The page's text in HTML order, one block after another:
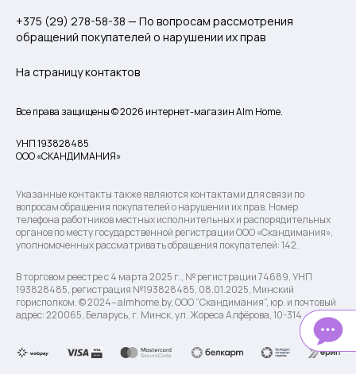
+375 (29) 278-58-38 — По вопросам рассмотрения
обращений покупателей о нарушении их прав
На страницу контактов
Все права защищены © 2026 интернет-магазин Alm Home.
УНП 193828485
ООО «СКАНДИМАНИЯ»
Указанные контакты также являются контактами для связи по
вопросам обращения покупателей о нарушении их прав. Номер
телефона работников местных исполнительных и распорядительных
органов по месту государственной регистрации ООО «Скандимания»,
уполномоченных рассматривать обращения покупателей: 142.
В торговом реестре с 4 марта 2025 г., № регистрации 74689, УНП
193828485, регистрация №193828485, 08.01.2025, Минский
горисполком. © 2024– almhome.by, ООО “Скандимания”, юр. и почтовый
адрес: 220065, Беларусь, г. Минск, ул. Жореса Алфёрова, 10-314